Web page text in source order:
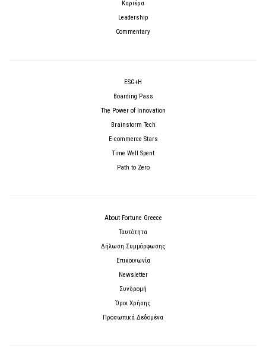
Καριέρα
Leadership
Commentary
ESG+H
Boarding Pass
The Power of Innovation
Brainstorm Tech
E-commerce Stars
Time Well Spent
Path to Zero
About Fortune Greece
Ταυτότητα
Δήλωση Συμμόρφωσης
Επικοινωνία
Newsletter
Συνδρομή
Όροι Χρήσης
Προσωπικά Δεδομένα